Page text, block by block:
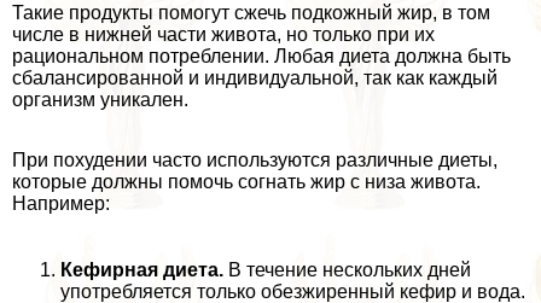
Такие продукты помогут сжечь подкожный жир, в том
числе в нижней части живота, но только при их
рациональном потрeблении. Любая диета должна быть
сбалансированной и индивидуальной, так как каждый
организм уникален.
При похудении часто используются различные диеты,
которые должны помочь согнать жир с низа живота.
Например:
Кефирная диета. В течение нескольких дней
употрeбляется только обезжиренный кефир и вода.